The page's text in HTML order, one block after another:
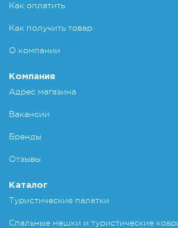
Как оплатить
Как получить товар
О компании
Компания
Адрес магазина
Вакансии
Бренды
Отзывы
Каталог
Туристические палатки
Спальные мешки и туристические